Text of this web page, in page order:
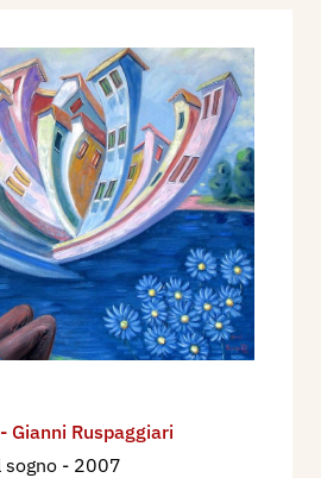
Gianni Ruspaggiari
sogno - 2007